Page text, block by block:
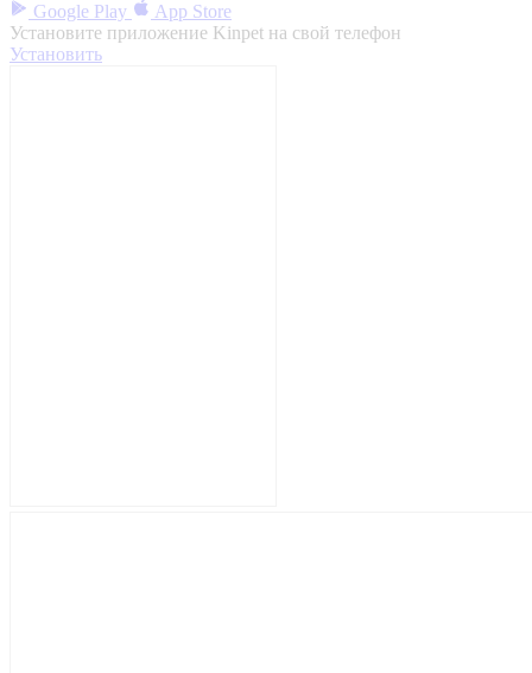
Google Play
App Store
Установите приложение Kinpet на свой телефон
Установить